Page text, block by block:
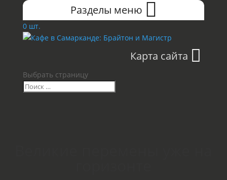
Разделы меню
0 шт.
Карта сайта
Выбрать страницу